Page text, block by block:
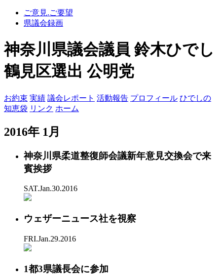
ご意見.ご要望
県議会録画
神奈川県議会議員 鈴木ひでし
鶴見区選出 公明党
お約束 実績 議会レポート 活動報告 プロフィール ひでしの
知恵袋 リンク ホーム
2016年 1月
神奈川県柔道整復師会議新年意見交換会で来
賓挨拶
SAT.Jan.30.2016
ウェザーニュース社を視察
FRI.Jan.29.2016
1都3県議長会に参加